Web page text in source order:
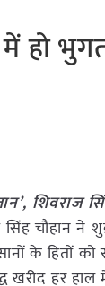
हो
शिवराज
चौहान ने
के हितों को
खरीद हर हाल